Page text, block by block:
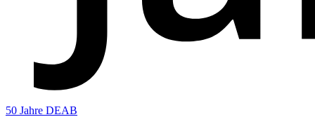
50 Jahre DEAB